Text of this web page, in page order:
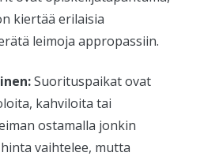
kiertää erilaisia
leimoja appropassiin.
Suorituspaikat ovat
kahviloita tai
ostamalla jonkin
vaihtelee, mutta